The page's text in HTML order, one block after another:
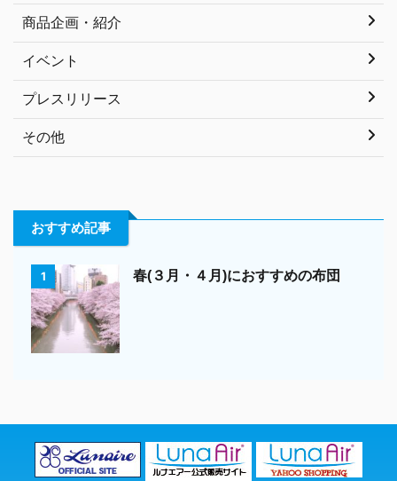
商品企画・紹介
イベント
プレスリリース
その他
おすすめ記事
1 春(３月・４月)におすすめの布団